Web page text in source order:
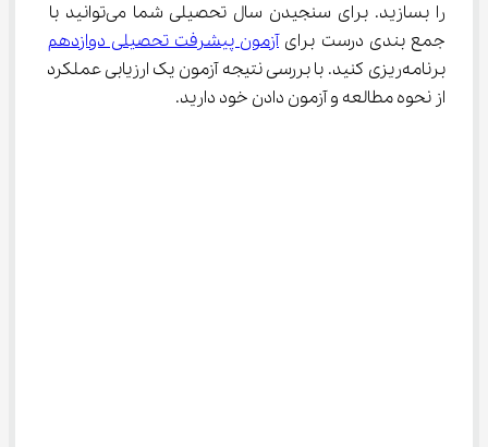
را بسازید. برای سنجیدن سال تحصیلی شما می‌توانید با
جمع بندی درست برای آزمون پیشرفت تحصیلی دوازدهم
برنامه‌ریزی کنید. با بررسی نتیجه آزمون یک ارزیابی عملکرد
از نحوه مطالعه و آزمون دادن خود دارید.